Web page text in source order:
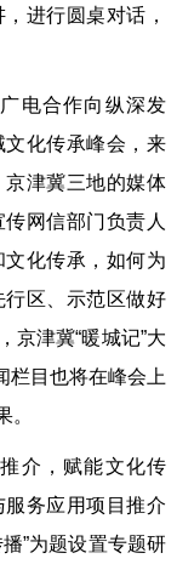
进行圆桌对话，
电合作向纵深发
化传承峰会，来
津冀三地的媒体
网信部门负责人
化传承，如何为
区、示范区做好
京津冀“暖城记”大
栏目也将在峰会上
。
介，赋能文化传
务应用项目推介
”为题设置专题研